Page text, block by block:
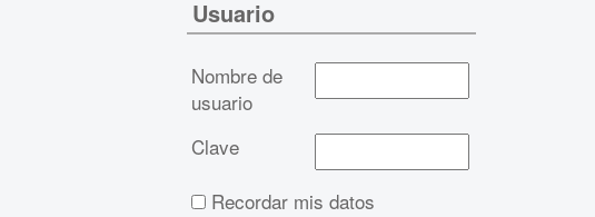
Usuario
Nombre de
usuario
Clave
Recordar mis datos